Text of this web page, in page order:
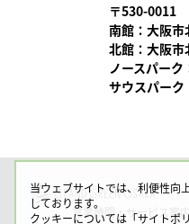
当ウェブサイトでは、利便性向
しております。
クッキーについては「サイトポ
〒530-0011
南館：大阪
北館：大阪
ノースパー
サウスパー
営業時間・サービス案内